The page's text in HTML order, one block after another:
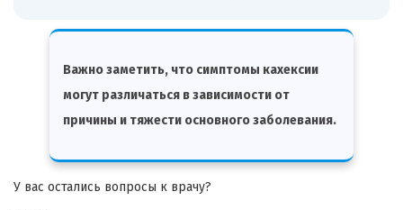
Важно заметить, что симптомы кахексии
могут различаться в зависимости от
причины и тяжести основного заболевания.
У вас остались вопросы к врачу?